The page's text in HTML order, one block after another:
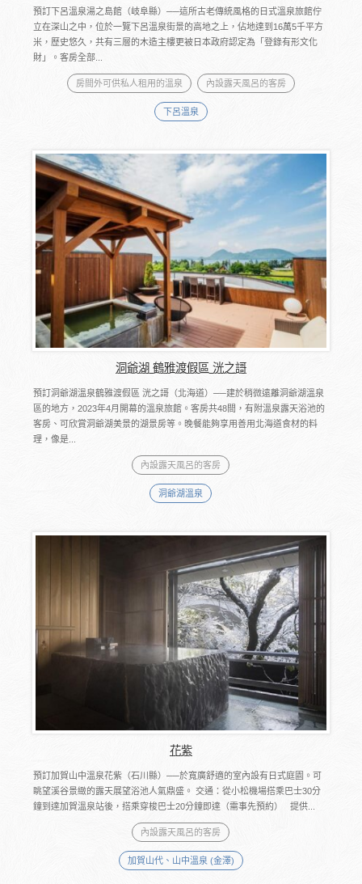
預訂下呂溫泉湯之島館（岐阜縣）──這所古老傳統風格的日式溫泉旅館佇
立在深山之中，位於一覽下呂溫泉街景的高地之上，佔地達到16萬5千平方
米，歷史悠久，共有三層的木造主樓更被日本政府認定為「登錄有形文化
財」。客房全部...
房間外可供私人租用的溫泉 內設露天風呂的客房
下呂溫泉
洞爺湖 鶴雅渡假區 洸之謌
預訂洞爺湖溫泉鶴雅渡假區 洸之謌（北海道）──建於稍微遠離洞爺湖溫泉
區的地方，2023年4月開幕的溫泉旅館。客房共48間，有附溫泉露天浴池的
客房、可欣賞洞爺湖美景的湖景房等。晚餐能夠享用善用北海道食材的料
理，像是...
內設露天風呂的客房
洞爺湖溫泉
花紫
預訂加賀山中溫泉花紫（石川縣）──於寬廣舒適的室內設有日式庭園。可
眺望溪谷景緻的露天展望浴池人氣鼎盛。 交通：從小松機場搭乘巴士30分
鐘到達加賀溫泉站後，搭乘穿梭巴士20分鐘即達（需事先預約） 提供...
內設露天風呂的客房
加賀山代、山中溫泉 (金澤)